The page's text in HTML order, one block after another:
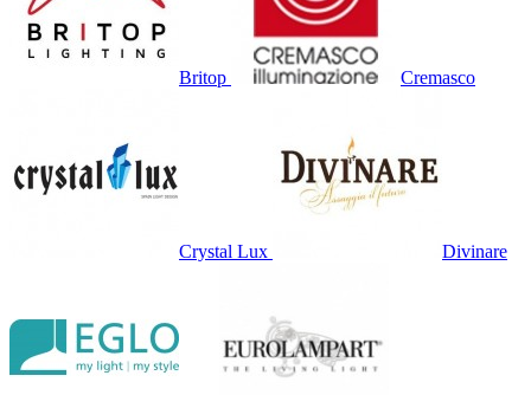
Britop Cremasco
Crystal Lux Divinare